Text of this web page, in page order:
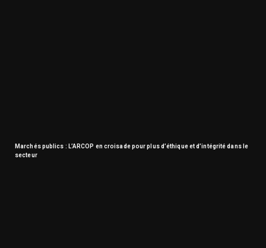
Marchés publics : L’ARCOP en croisade pour plus d’éthique et d’intégrité dans le
secteur